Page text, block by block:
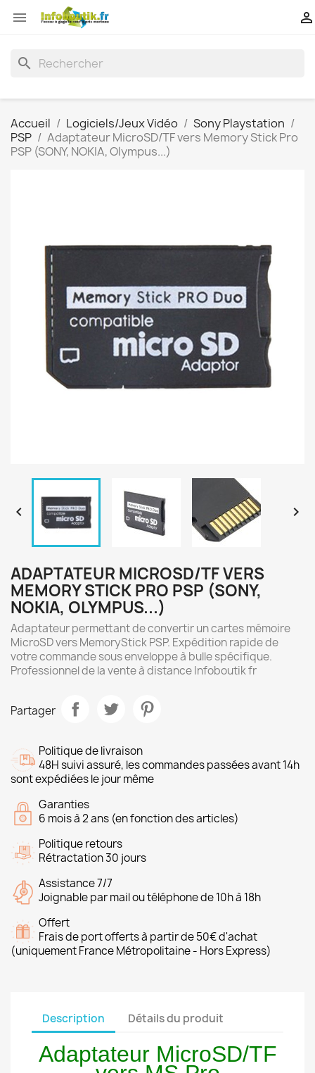
 
search
Accueil Logiciels/Jeux Vidéo
Sony Playstation
PSP
Adaptateur MicroSD/TF vers Memory Stick Pro
PSP (SONY, NOKIA, Olympus...)
 
ADAPTATEUR MICROSD/TF VERS
MEMORY STICK PRO PSP (SONY,
NOKIA, OLYMPUS...)
Adaptateur permettant de convertir un cartes mémoire
MicroSD vers MemoryStick PSP. Expédition rapide de
votre commande sous enveloppe à bulle spécifique.
Professionnel de la vente à distance Infoboutik fr
Partager
Politique de livraison
48H suivi assuré, les commandes passées avant 14h
sont expédiées le jour même
Garanties
6 mois à 2 ans (en fonction des articles)
Politique retours
Rétractation 30 jours
Assistance 7/7
Joignable par mail ou téléphone de 10h à 18h
Offert
Frais de port offerts à partir de 50€ d'achat
(uniquement France Métropolitaine - Hors Express)
Description Détails du produit
Adaptateur MicroSD/TF